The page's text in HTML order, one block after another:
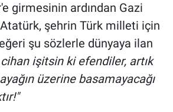
girmesinin ardından Gazi
şehrin Türk milleti için
şu sözlerle dünyaya ilan
işitsin ki efendiler, artık
üzerine basamayacağı